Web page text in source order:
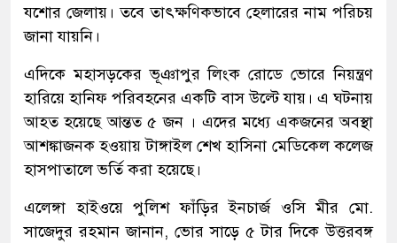
যশোর জেলায়। তবে তাৎক্ষণিকভাবে হেলারের নাম পরিচয়
জানা যায়নি।
এদিকে মহাসড়কের ভূঞাপুর লিংক রোডে ভোরে নিয়ন্ত্রণ
হারিয়ে হানিফ পরিবহনের একটি বাস উল্টে যায়। এ ঘটনায়
আহত হয়েছে আন্তত ৫ জন । এদের মধ্যে একজনের অবস্থা
আশঙ্কাজনক হওয়ায় টাঙ্গাইল শেখ হাসিনা মেডিকেল কলেজ
হাসপাতালে ভর্তি করা হয়েছে।
এলেঙ্গা হাইওয়ে পুলিশ ফাঁড়ির ইনচার্জ ওসি মীর মো.
সাজেদুর রহমান জানান, ভোর সাড়ে ৫ টার দিকে উত্তরবঙ্গ